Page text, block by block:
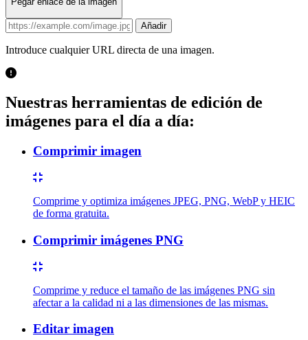
Image URL Añadir
Introduce cualquier URL directa de una imagen.
Nuestras herramientas de edición de
imágenes para el día a día:
Comprimir imagen
Comprime y optimiza imágenes JPEG, PNG, WebP y HEIC
de forma gratuita.
Comprimir imágenes PNG
Comprime y reduce el tamaño de las imágenes PNG sin
afectar a la calidad ni a las dimensiones de las mismas.
Editar imagen